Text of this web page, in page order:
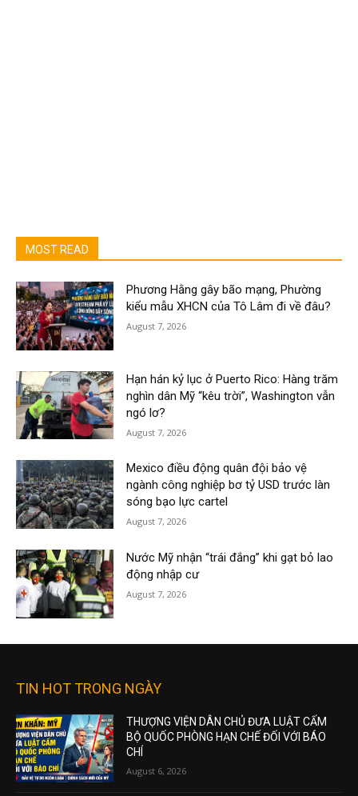
MOST READ
Phương Hằng gây bão mạng, Phường
kiểu mẫu XHCN của Tô Lâm đi về đâu?
August 7, 2026
Hạn hán kỷ lục ở Puerto Rico: Hàng trăm
nghìn dân Mỹ “kêu trời”, Washington vẫn
ngó lơ?
August 7, 2026
Mexico điều động quân đội bảo vệ
ngành công nghiệp bơ tỷ USD trước làn
sóng bạo lực cartel
August 7, 2026
Nước Mỹ nhận “trái đắng” khi gạt bỏ lao
động nhập cư
August 7, 2026
TIN HOT TRONG NGÀY
THƯỢNG VIỆN DÂN CHỦ ĐƯA LUẬT CẤM
BỘ QUỐC PHÒNG HẠN CHẾ ĐỐI VỚI BÁO
CHÍ
August 6, 2026